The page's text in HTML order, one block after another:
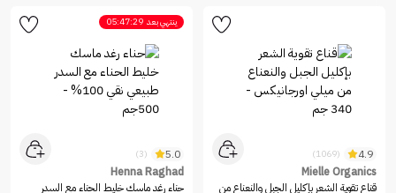
4.9
(1069)
Mielle Organics
قناع تقوية الشعر بإكليل الجبل والنعناع من
ينتهي بعد 05:47:29
5.0
(3)
Henna Raghad
حناء رغد ماسك خليط الحناء مع السدر